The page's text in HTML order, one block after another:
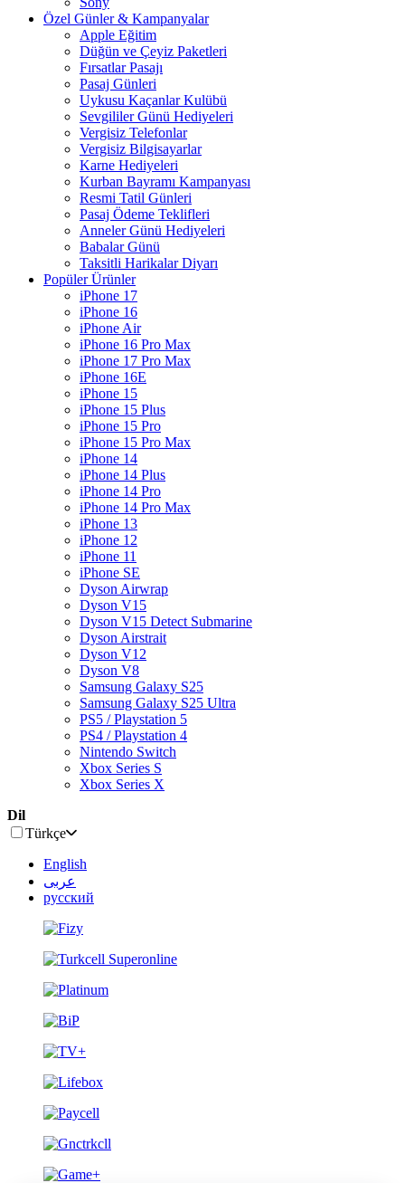
Özel Günler & Kampanyalar
Apple Eğitim
Düğün ve Çeyiz Paketleri
Fırsatlar Pasajı
Pasaj Günleri
Uykusu Kaçanlar Kulübü
Sevgililer Günü Hediyeleri
Vergisiz Telefonlar
Vergisiz Bilgisayarlar
Karne Hediyeleri
Kurban Bayramı Kampanyası
Resmi Tatil Günleri
Pasaj Ödeme Teklifleri
Anneler Günü Hediyeleri
Babalar Günü
Taksitli Harikalar Diyarı
Popüler Ürünler
iPhone 17
iPhone 16
iPhone Air
iPhone 16 Pro Max
iPhone 17 Pro Max
iPhone 16E
iPhone 15
iPhone 15 Plus
iPhone 15 Pro
iPhone 15 Pro Max
iPhone 14
iPhone 14 Plus
iPhone 14 Pro
iPhone 14 Pro Max
iPhone 13
iPhone 12
iPhone 11
iPhone SE
Dyson Airwrap
Dyson V15
Dyson V15 Detect Submarine
Dyson Airstrait
Dyson V12
Dyson V8
Samsung Galaxy S25
Samsung Galaxy S25 Ultra
PS5 / Playstation 5
PS4 / Playstation 4
Nintendo Switch
Xbox Series S
Xbox Series X
Dil
Türkçe
English
عربى
русский